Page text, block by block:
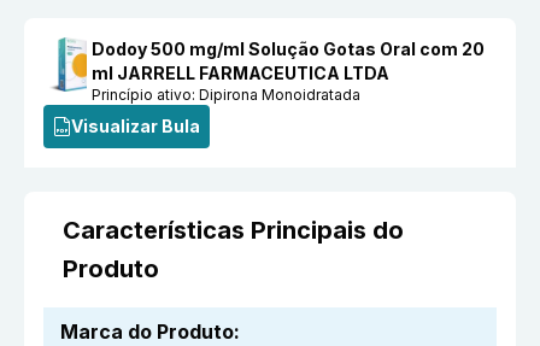
Dodoy 500 mg/ml Solução Gotas Oral com 20
ml JARRELL FARMACEUTICA LTDA
Princípio ativo:Dipirona Monoidratada
Visualizar Bula
Características Principais do
Produto
Marca do Produto: